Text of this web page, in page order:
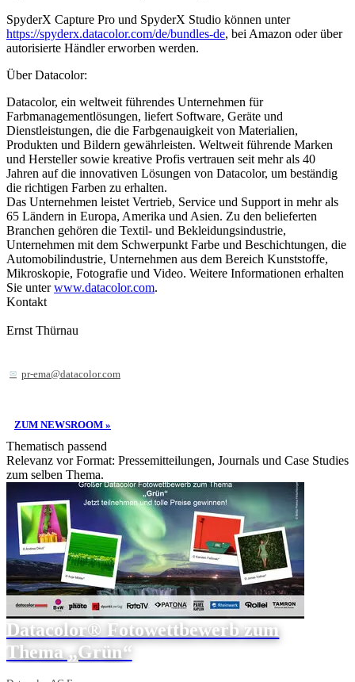
SpyderX Capture Pro und SpyderX Studio können unter
https://spyderx.datacolor.com/de/bundles-de, bei Amazon oder über
autorisierte Händler erworben werden.
Über Datacolor:
Datacolor, ein weltweit führendes Unternehmen für
Farbmanagementlösungen, liefert Software, Geräte und
Dienstleistungen, die die Farbgenauigkeit von Materialien,
Produkten und Bildern gewährleisten. Weltweit führende Marken
und Hersteller sowie kreative Profis vertrauen seit mehr als 40
Jahren auf die innovativen Lösungen von Datacolor, um beständig
die richtigen Farben zu erhalten.
Das Unternehmen leistet Vertrieb, Service und Support in mehr als
65 Ländern in Europa, Amerika und Asien. Zu den belieferten
Branchen gehören die Textil- und Bekleidungsindustrie,
Unternehmen mit dem Schwerpunkt Farbe und Beschichtungen, die
Automobilindustrie, Unternehmen aus dem Bereich Kunststoffe,
Mikroskopie, Fotografie und Video. Weitere Informationen erhalten
Sie unterwww.datacolor.com.
Kontakt
Ernst Thürnau
pr-ema@datacolor.com
ZUM NEWSROOM »
Thematisch passend
Relevanz vor Format: Pressemitteilungen, Journals und Case Studies
zum selben Thema.
Datacolor® Fotowettbewerb zum
Thema „Grün“